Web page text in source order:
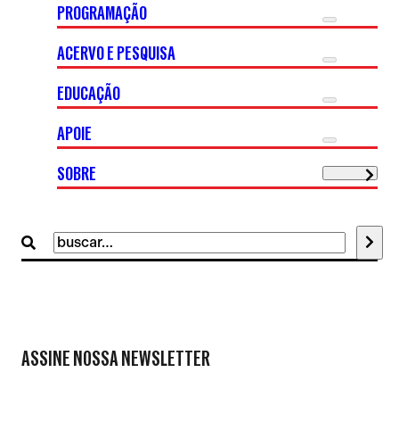
Buscar
por:
PROGRAMAÇÃO
ACERVO E PESQUISA
EDUCAÇÃO
APOIE
SOBRE
ASSINE NOSSA NEWSLETTER